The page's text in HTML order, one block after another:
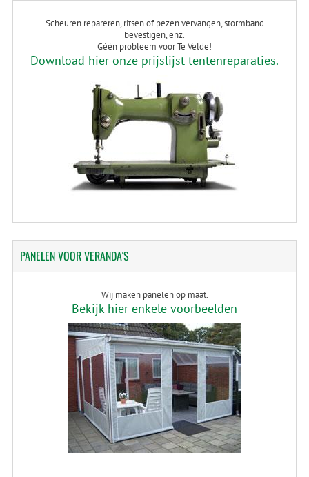
Scheuren repareren, ritsen of pezen vervangen, stormband
bevestigen, enz.
Géén probleem voor Te Velde!
Download hier onze prijslijst tentenreparaties.
PANELENVOOR VERANDA'S
Wij maken panelen op maat.
Bekijk hier enkele voorbeelden